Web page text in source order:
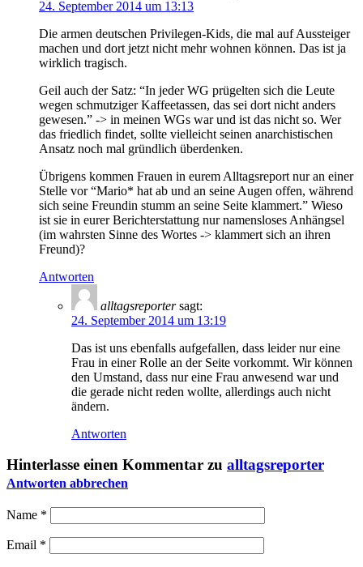
24. September 2014 um 13:13
Die armen deutschen Privilegen-Kids, die mal auf Aussteiger
machen und dort jetzt nicht mehr wohnen können. Das ist ja
wirklich tragisch.
Geil auch der Satz: “In jeder WG prügelten sich die Leute
wegen schmutziger Kaffeetassen, das sei dort nicht anders
gewesen.” -> in meinen WGs war und ist das nicht so. Wer
das friedlich findet, sollte vielleicht seinen anarchistischen
Ansatz noch mal gründlich überdenken.
Übrigens kommen Frauen in eurem Alltagsreport nur an einer
Stelle vor “Mario* hat ab und an seine Augen offen, während
sich seine Freundin stumm an seine Seite klammert.” Wieso
ist sie in eurer Berichterstattung nur namensloses Anhängsel
(im wahrsten Sinne des Wortes -> klammert sich an ihren
Freund)?
Antworten
alltagsreporter sagt:
24. September 2014 um 13:19
Das ist uns ebenfalls aufgefallen, dass leider nur eine
Frau in einer Rolle an der Seite vorkommt. Wir können
den Umstand, dass nur eine Frau anwesend war und
die gerade nicht reden wollte, allerdings auch nicht
ändern.
Antworten
Hinterlasse einen Kommentar zu alltagsreporter
Antworten abbrechen
Name *
Email *